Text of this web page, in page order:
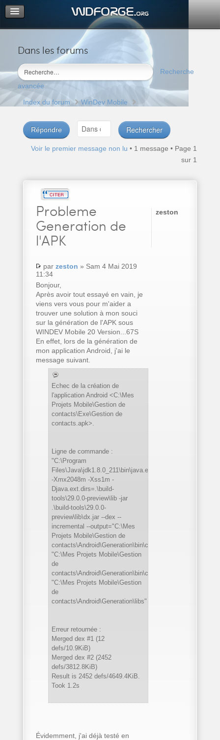
Dans les forums
Recherche
avancée
Portail
Index du forum
M’enregistrer
Connexion
Index du forum WinDev Mobile
Répondre
Voir le premier message non lu • 1 message • Page 1
sur 1
Probleme
Generation de
l'APK
par zeston » Sam 4 Mai 2019
11:34
Bonjour,
Après avoir tout essayé en vain, je
viens vers vous pour m'aider a
trouver une solution à mon souci
sur la génération de l'APK sous
WINDEV Mobile 20 Version...67S
En effet, lors de la génération de
mon application Android, j'ai le
message suivant.
Echec de la création de
l'application Android <C:\Mes
Projets Mobile\Gestion de
contacts\Exe\Gestion de
contacts.apk>.
Ligne de commande :
"C:\Program
Files\Java\jdk1.8.0_211\bin\java.exe"
-Xmx2048m -Xss1m -
Djava.ext.dirs=.\build-
tools\29.0.0-preview\lib -jar
.\build-tools\29.0.0-
preview\lib\dx.jar --dex --
incremental --output="C:\Mes
Projets Mobile\Gestion de
contacts\Android\Generation\bin\classes.dex"
"C:\Mes Projets Mobile\Gestion
de
contacts\Android\Generation\bin\classes"
"C:\Mes Projets Mobile\Gestion
de
contacts\Android\Generation\libs"
Erreur retournée :
Merged dex #1 (12
defs/10.9KiB)
Merged dex #2 (2452
defs/3812.8KiB)
Result is 2452 defs/4649.4KiB.
Took 1.2s
Évidemment, j'ai déjà testé en
zeston